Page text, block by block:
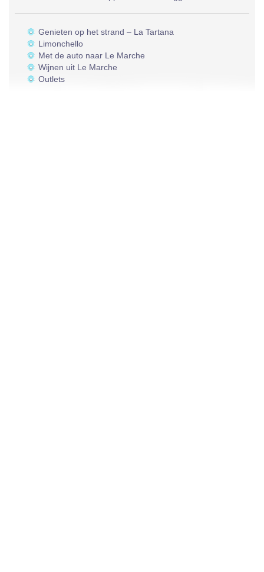
Genieten op het strand – La Tartana
Limonchello
Met de auto naar Le Marche
Wijnen uit Le Marche
Outlets